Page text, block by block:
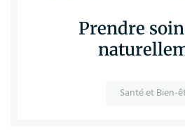
Prendre
Santé et Bien-